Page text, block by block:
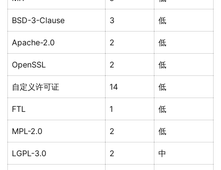
BSD-3-Clause 3 低
Apache-2.0 2 低
OpenSSL 2 低
自定义许可证 14 低
FTL 1 低
MPL-2.0 2 低
LGPL-3.0 2 中